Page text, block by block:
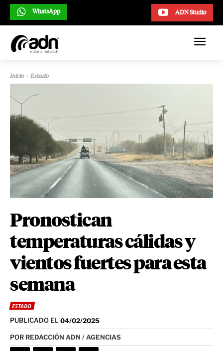
ADN Studio
WhatsApp
Inicio Estado
Pronostican
temperaturas cálidas y
vientos fuertes para esta
semana
ESTADO
PUBLICADO EL 04/02/2025
POR REDACCIÓN ADN / AGENCIAS